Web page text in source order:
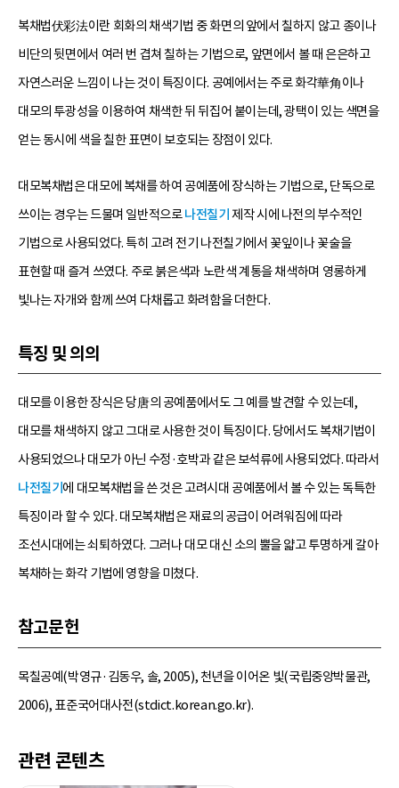
복채법伏彩法이란 회화의 채색기법 중 화면의 앞에서 칠하지 않고 종이나
비단의 뒷면에서 여러 번 겹쳐 칠하는 기법으로, 앞면에서 볼 때 은은하고
자연스러운 느낌이 나는 것이 특징이다. 공예에서는 주로 화각華角이나
대모의 투광성을 이용하여 채색한 뒤 뒤집어 붙이는데, 광택이 있는 색면을
얻는 동시에 색을 칠한 표면이 보호되는 장점이 있다.
대모복채법은 대모에 복채를 하여 공예품에 장식하는 기법으로, 단독으로
쓰이는 경우는 드물며 일반적으로나전칠기 제작 시에 나전의 부수적인
기법으로 사용되었다. 특히 고려 전기 나전칠기에서 꽃잎이나 꽃술을
표현할 때 즐겨 쓰였다. 주로 붉은색과 노란색 계통을 채색하며 영롱하게
빛나는 자개와 함께 쓰여 다채롭고 화려함을 더한다.
특징 및 의의
대모를 이용한 장식은 당唐의 공예품에서도 그 예를 발견할 수 있는데,
대모를 채색하지 않고 그대로 사용한 것이 특징이다. 당에서도 복채기법이
사용되었으나 대모가 아닌 수정·호박과 같은 보석류에 사용되었다. 따라서
나전칠기 에 대모복채법을 쓴 것은 고려시대 공예품에서 볼 수 있는 독특한
특징이라 할 수 있다. 대모복채법은 재료의 공급이 어려워짐에 따라
조선시대에는 쇠퇴하였다. 그러나 대모 대신 소의 뿔을 얇고 투명하게 갈아
복채하는 화각 기법에 영향을 미쳤다.
참고문헌
목칠공예(박영규·김동우, 솔, 2005), 천년을 이어온 빛(국립중앙박물관,
2006), 표준국어대사전(stdict.korean.go.kr).
관련 콘텐츠